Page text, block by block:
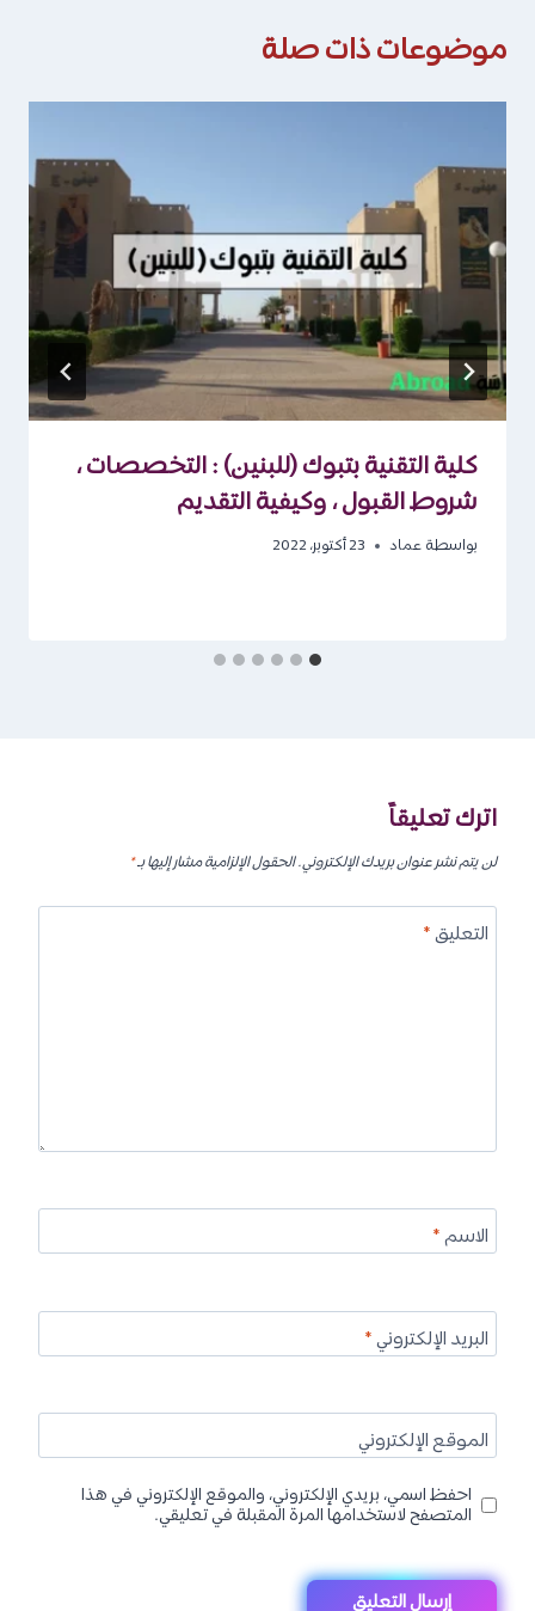
موضوعات ذات صلة
كلية التقنية بتبوك (للبنين) : التخصصات ،
شروط القبول ، وكيفية التقديم
بواسطة عماد 23 أكتوبر، 2022
اترك تعليقاً
لن يتم نشر عنوان بريدك الإلكتروني.الحقول الإلزامية مشار إليها بـ*
التعليق*
الاسم*
البريد الإلكتروني*
الموقع الإلكتروني
احفظ اسمي، بريدي الإلكتروني، والموقع الإلكتروني في هذا
المتصفح لاستخدامها المرة المقبلة في تعليقي.